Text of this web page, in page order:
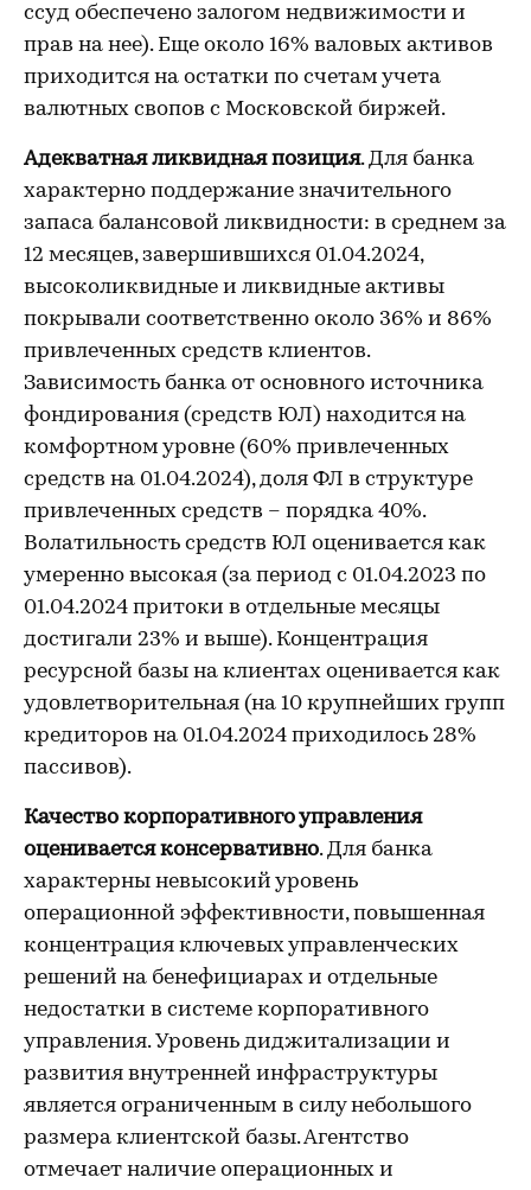
ссуд обеспечено залогом недвижимости и
прав на нее). Еще около 16% валовых активов
приходится на остатки по счетам учета
валютных свопов с Московской биржей.
Адекватная ликвидная позиция. Для банка
характерно поддержание значительного
запаса балансовой ликвидности: в среднем за
12 месяцев, завершившихся 01.04.2024,
высоколиквидные и ликвидные активы
покрывали соответственно около 36% и 86%
привлеченных средств клиентов.
Зависимость банка от основного источника
фондирования (средств ЮЛ) находится на
комфортном уровне (60% привлеченных
средств на 01.04.2024), доля ФЛ в структуре
привлеченных средств – порядка 40%.
Волатильность средств ЮЛ оценивается как
умеренно высокая (за период с 01.04.2023 по
01.04.2024 притоки в отдельные месяцы
достигали 23% и выше). Концентрация
ресурсной базы на клиентах оценивается как
удовлетворительная (на 10 крупнейших групп
кредиторов на 01.04.2024 приходилось 28%
пассивов).
Качество корпоративного управления
оценивается консервативно. Для банка
характерны невысокий уровень
операционной эффективности, повышенная
концентрация ключевых управленческих
решений на бенефициарах и отдельные
недостатки в системе корпоративного
управления. Уровень диджитализации и
развития внутренней инфраструктуры
является ограниченным в силу небольшого
размера клиентской базы. Агентство
отмечает наличие операционных и